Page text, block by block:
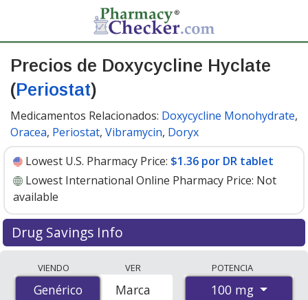
Precios de Doxycycline Hyclate
(Periostat)
Medicamentos Relacionados: Doxycycline Monohydrate,
Oracea, Periostat, Vibramycin, Doryx
Lowest U.S. Pharmacy Price: $1.36 por DR tablet
Lowest International Online Pharmacy Price: Not
available
Drug Savings Info
prices at U.S. pharmacies start at
$1.36 por DR tablet
for 30 DR tablets. You save 67% off the average U.S.
VIENDO
Genérico
Genérico
VER
Marca
POTENCIA
100 mg